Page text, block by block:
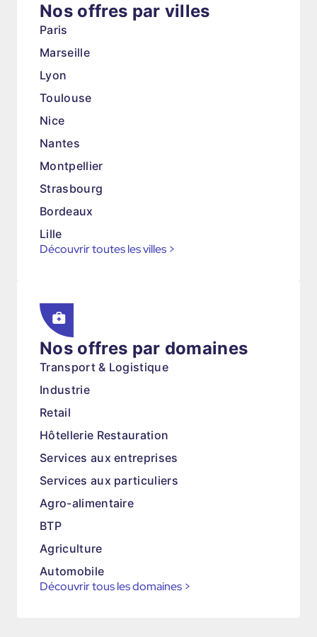
Nos offres par villes
Paris
Marseille
Lyon
Toulouse
Nice
Nantes
Montpellier
Strasbourg
Bordeaux
Lille
Découvrir toutes les villes >
Nos offres par domaines
Transport & Logistique
Industrie
Retail
Hôtellerie Restauration
Services aux entreprises
Services aux particuliers
Agro-alimentaire
BTP
Agriculture
Automobile
Découvrir tous les domaines >